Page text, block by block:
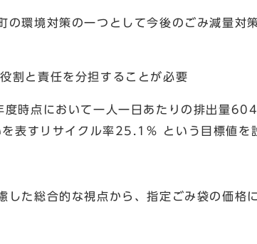
の環境対策の一つとして今後のごみ減量対
割と責任を分担することが必要
時点において一人一日あたりの排出量
表すリサイクル率25.1％ という目標値を
した総合的な視点から、指定ごみ袋の価格